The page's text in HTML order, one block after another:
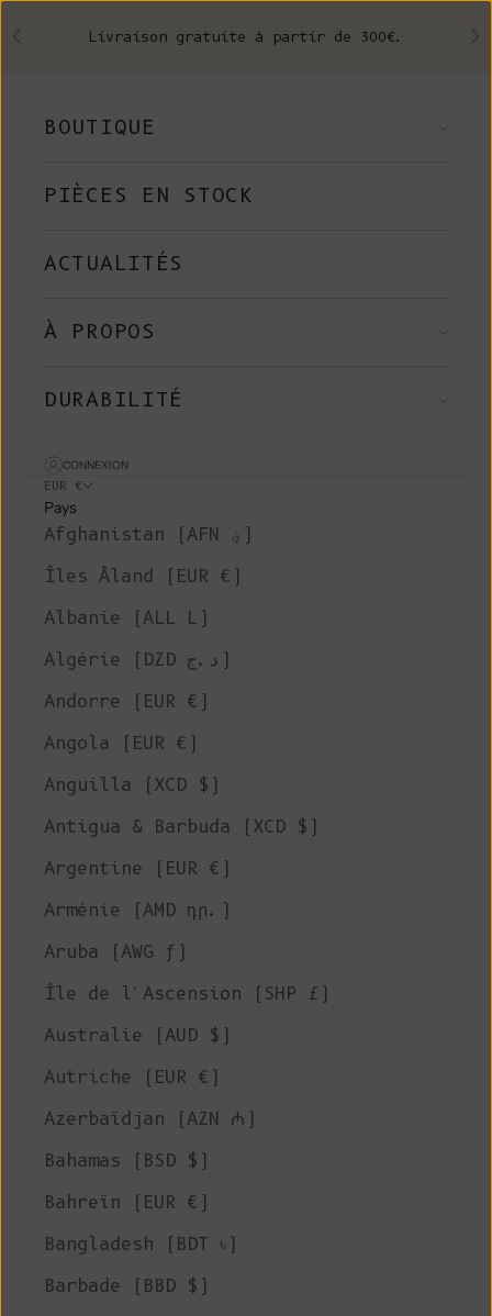
Précédent Livraison gratuite à partir de 300€.
BOUTIQUE
PIÈCES EN STOCK
ACTUALITÉS
À PROPOS
DURABILITÉ
CONNEXION
EUR €
Pays
Afghanistan (AFN ؋)
Îles Åland (EUR €)
Albanie (ALL L)
Algérie (DZD د.ج)
Andorre (EUR €)
Angola (EUR €)
Anguilla (XCD $)
Antigua & Barbuda (XCD $)
Argentine (EUR €)
Arménie (AMD դր.)
Aruba (AWG ƒ)
Île de l'Ascension (SHP £)
Australie (AUD $)
Autriche (EUR €)
Azerbaïdjan (AZN ₼)
Bahamas (BSD $)
Bahreïn (EUR €)
Bangladesh (BDT ৳)
Barbade (BBD $)